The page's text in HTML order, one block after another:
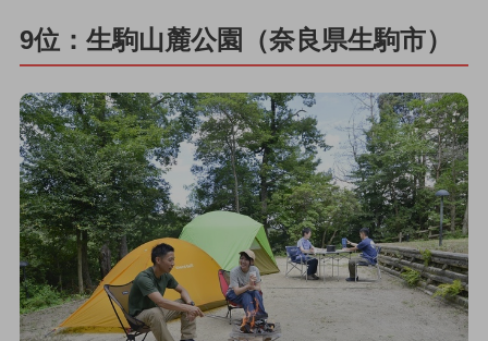
9位：生駒山麓公園（奈良県生駒市）